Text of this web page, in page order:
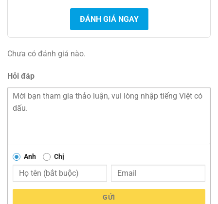
ĐÁNH GIÁ NGAY
Chưa có đánh giá nào.
Hỏi đáp
Anh Chị
GỬI